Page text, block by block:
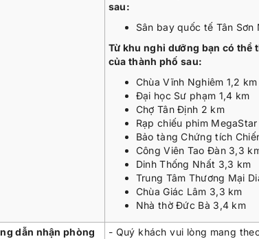
sau:
Sân bay quốc tế Tân Sơn
Từ khu nghỉ dưỡng bạn có thể
của thành phố sau:
Chùa Vĩnh Nghiêm 1,2 km
Đại học Sư phạm 1,4 km
Chợ Tân Định 2 km
Rạp chiếu phim
Bảo tàng Chứng tích
Công Viên Tao Đàn 3,3
Dinh Thống Nhất 3,3 km
Trung Tâm Thương Mại
Chùa Giác Lâm 3,3 km
Nhà thờ Đức Bà 3,4 km
dẫn nhận phòng
- Quý khách vui lòng mang